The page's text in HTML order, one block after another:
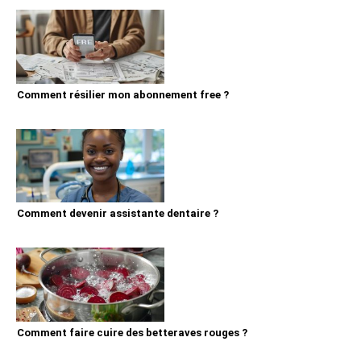
Comment résilier mon abonnement free ?
Comment devenir assistante dentaire ?
Comment faire cuire des betteraves rouges ?